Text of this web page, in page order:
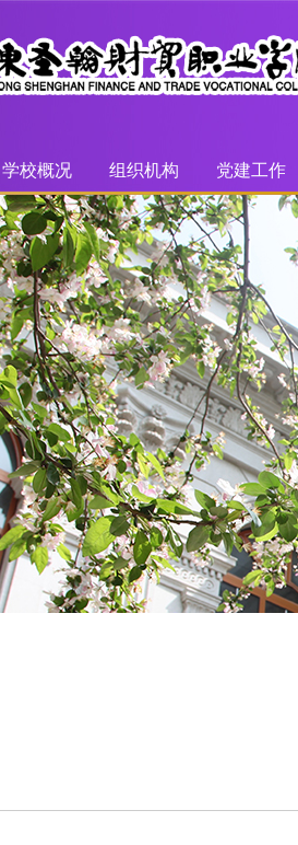
学校概况 组织机构 党建工作